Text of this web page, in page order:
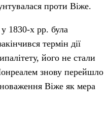
проти Віже.
1830-х рр. була
термін дії
його не стали
знову перейшло
Віже як мера